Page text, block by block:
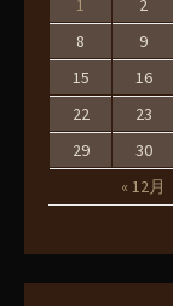
« 12月
1 2
8
9
15
16
22
23
29
30